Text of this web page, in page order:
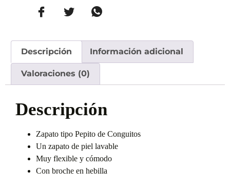
Descripción Información adicional
Valoraciones (0)
Descripción
Zapato tipo Pepito de Conguitos
Un zapato de piel lavable
Muy flexible y cómodo
Con broche en hebilla